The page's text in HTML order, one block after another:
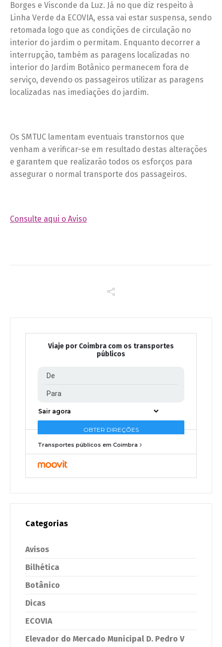
Borges e Visconde da Luz. Já no que diz respeito à
Linha Verde da ECOVIA, essa vai estar suspensa, sendo
retomada logo que as condições de circulação no
interior do jardim o permitam. Enquanto decorrer a
interrupção, também as paragens localizadas no
interior do Jardim Botânico permanecem fora de
serviço, devendo os passageiros utilizar as paragens
localizadas nas imediações do jardim.
Os SMTUC lamentam eventuais transtornos que
venham a verificar-se em resultado destas alterações
e garantem que realizarão todos os esforços para
assegurar o normal transporte dos passageiros.
Consulte aqui o Aviso
Viaje por Coimbra com os transportes
públicos
Transportes públicos em Coimbra
Categorias
Avisos
Bilhética
Botânico
Dicas
ECOVIA
Elevador do Mercado Municipal D. Pedro V